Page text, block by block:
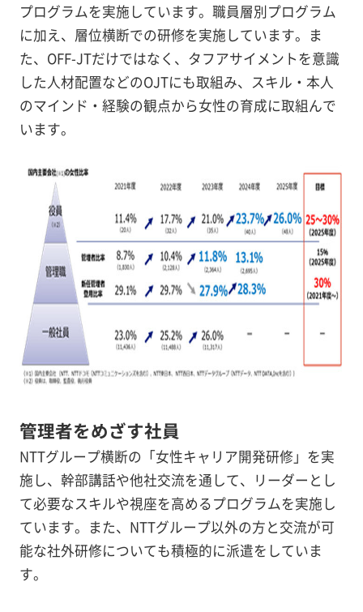
プログラムを実施しています。職員層別プログラム
に加え、層位横断での研修を実施しています。ま
た、OFF-JTだけではなく、タフアサイメントを意識
した人材配置などのOJTにも取組み、スキル・本人
のマインド・経験の観点から女性の育成に取組んで
います。
管理者をめざす社員
NTTグループ横断の「女性キャリア開発研修」を実
施し、幹部講話や他社交流を通して、リーダーとし
て必要なスキルや視座を高めるプログラムを実施し
ています。また、NTTグループ以外の方と交流が可
能な社外研修についても積極的に派遣をしていま
す。